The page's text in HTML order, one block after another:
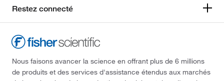
Restez connecté
Nous faisons avancer la science en offrant plus de 6 millions
de produits et des services d'assistance étendus aux marchés